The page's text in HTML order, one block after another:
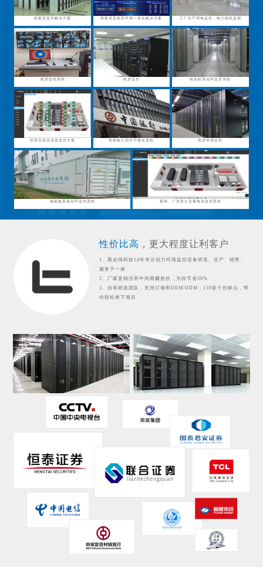
档案室监控解决方案 档案馆及机房环境一体化解决方案 工厂生产用电监控、电力能耗监测
机房监控系统 机房监控 电信机房动环监控系统
机房无线温湿度监控方案 智能银行动环可视化系统 机房环境监控
储能集装箱动环监控系统 案例：广东某企业蓄电池监控系统
性价比高， 更大程度让利客户
1、斯必得科技14年专注动力环境监控设备研发、生产、销售、
服务于一体
2、厂家直销没有中间商赚差价，为你节省30%
3、自有研发团队，支持订做和OEM/ODM；130多个控标点，帮
你轻松拿下项目